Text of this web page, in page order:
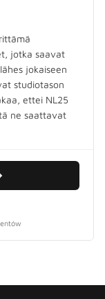
jotka saavat
jokaiseen
studiotason
ettei NL25
ne saattavat